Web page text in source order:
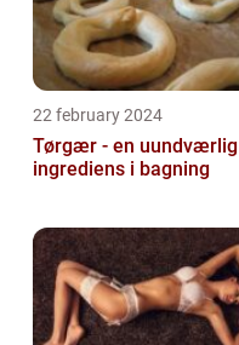
22 february 2024
Tørgær - en uundværlig
ingrediens i bagning